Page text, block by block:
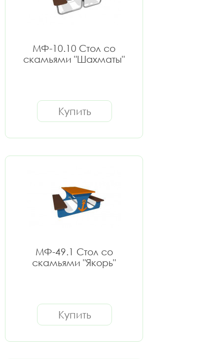
МФ-10.10 Стол со
скамьями "Шахматы"
Купить
МФ-49.1 Стол со
скамьями "Якорь"
Купить